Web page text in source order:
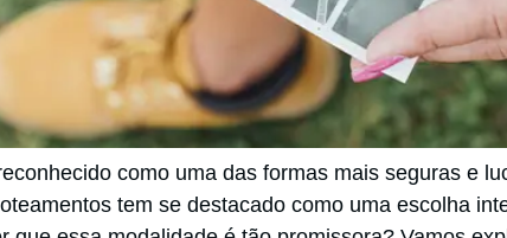
como uma das formas mais seguras e
tem se destacado como uma escolha